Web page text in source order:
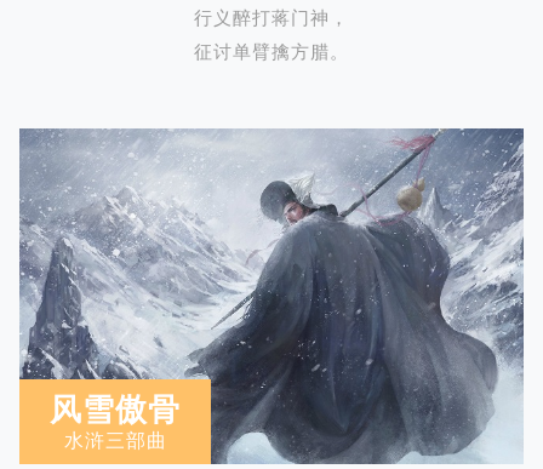
行义醉打蒋门神，
征讨单臂擒方腊。
风雪傲骨
水浒三部曲